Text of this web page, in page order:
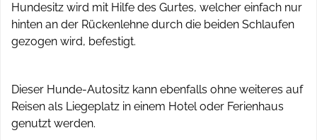
Hundesitz wird mit Hilfe des Gurtes, welcher einfach nur
hinten an der Rückenlehne durch die beiden Schlaufen
gezogen wird, befestigt.
Dieser Hunde-Autositz kann ebenfalls ohne weiteres auf
Reisen als Liegeplatz in einem Hotel oder Ferienhaus
genutzt werden.